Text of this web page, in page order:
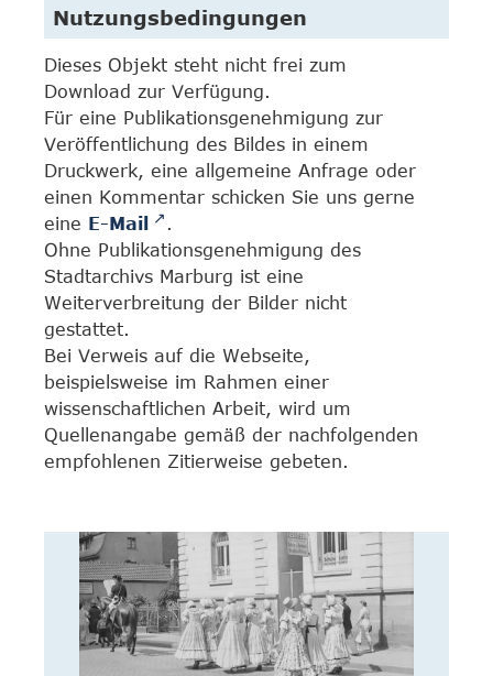
Nutzungsbedingungen
Dieses Objekt steht nicht frei zum
Download zur Verfügung.
Für eine Publikationsgenehmigung zur
Veröffentlichung des Bildes in einem
Druckwerk, eine allgemeine Anfrage oder
einen Kommentar schicken Sie uns gerne
eine E-Mail
.
Ohne Publikationsgenehmigung des
Stadtarchivs Marburg ist eine
Weiterverbreitung der Bilder nicht
gestattet.
Bei Verweis auf die Webseite,
beispielsweise im Rahmen einer
wissenschaftlichen Arbeit, wird um
Quellenangabe gemäß der nachfolgenden
empfohlenen Zitierweise gebeten.